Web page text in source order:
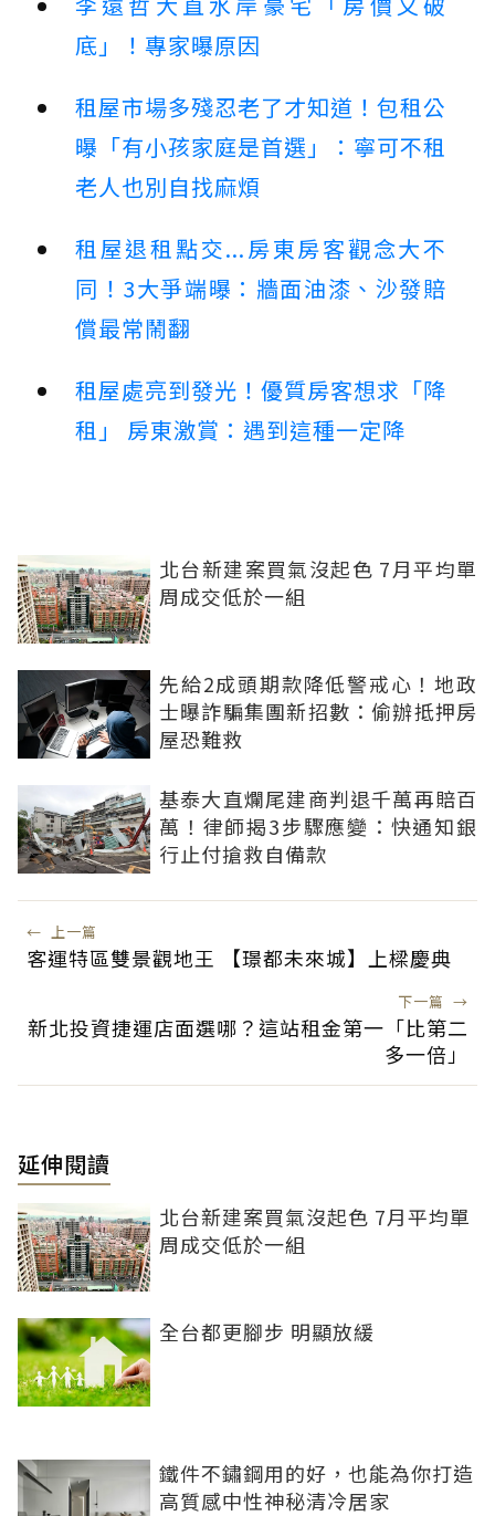
底」！專家曝原因
租屋市場多殘忍老了才知道！包租公
曝「有小孩家庭是首選」：寧可不租
老人也別自找麻煩
租屋退租點交...房東房客觀念大不
同！3大爭端曝：牆面油漆、沙發賠
償最常鬧翻
租屋處亮到發光！優質房客想求「降
租」 房東激賞：遇到這種一定降
北台新建案買氣沒起色 7月平均單
周成交低於一組
先給2成頭期款降低警戒心！地政
士曝詐騙集團新招數：偷辦抵押房
屋恐難救
基泰大直爛尾建商判退千萬再賠百
萬！律師揭3步驟應變：快通知銀
行止付搶救自備款
← 上一篇
客運特區雙景觀地王 【璟都未來城】上樑慶典
下一篇 →
新北投資捷運店面選哪？這站租金第一「比第二
多一倍」
延伸閱讀
北台新建案買氣沒起色 7月平均單
周成交低於一組
全台都更腳步 明顯放緩
鐵件不鏽鋼用的好，也能為你打造
高質感中性神秘清冷居家